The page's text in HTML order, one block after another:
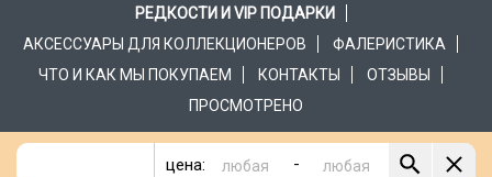
РЕДКОСТИ И VIP ПОДАРКИ
АКСЕССУАРЫ ДЛЯ КОЛЛЕКЦИОНЕРОВ
ФАЛЕРИСТИКА
ЧТО И КАК МЫ ПОКУПАЕМ
КОНТАКТЫ
ОТЗЫВЫ
ПРОСМОТРЕНО
цена: -